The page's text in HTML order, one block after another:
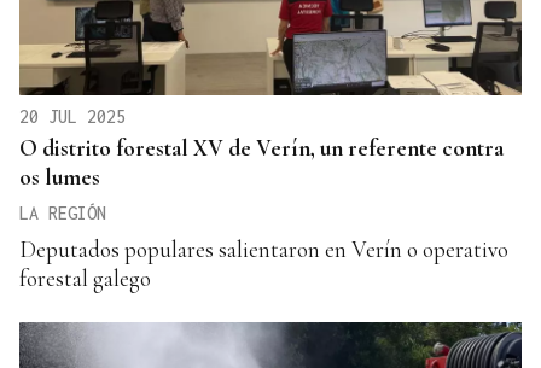
20 JUL 2025
O distrito forestal XV de Verín, un referente contra
os lumes
LA REGIÓN
Deputados populares salientaron en Verín o operativo
forestal galego